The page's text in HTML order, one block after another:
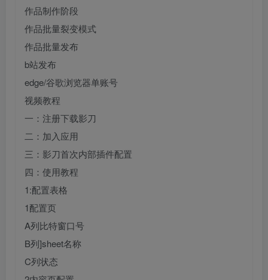
作品制作阶段
作品批量裂变模式
作品批量发布
b站发布
edge/谷歌浏览器单账号
视频教程
一：注册下载影刀
二：加入应用
三：影刀首次内部插件配置
四：使用教程
1:配置表格
1配置页
A列比特窗口号
B列]sheet名称
C列状态